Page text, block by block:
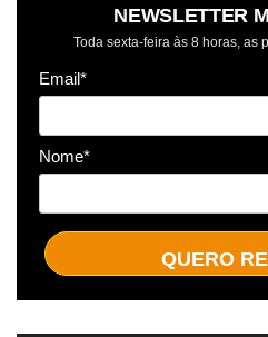
NEWSLETTER
Toda sexta-feira às 8 horas, as
Email*
Nome*
QUERO